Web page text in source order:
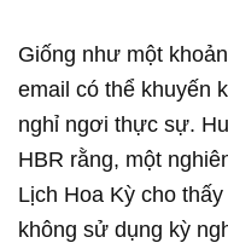
Giống như một
email có thể khuyến
nghỉ ngơi thực sự.
HBR rằng, một
Lịch Hoa Kỳ cho
không sử dụng kỳ